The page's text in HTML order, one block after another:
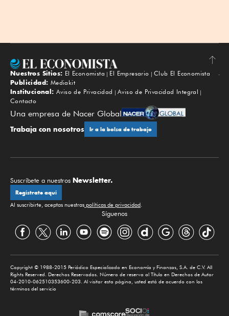
Subir
Nuestros Sitios: El Economista El Empresario
Club El Economista
Publicidad: Mediakit
Institucional: Aviso de Privacidad
Aviso de Privacidad Integral
Contacto
Una empresa de Nacer Global
Trabaja con nosotros Ir a la bolsa de trabajo
Suscríbete a nuestros Newsletter.
Regístrate aquí
Al suscribirte, aceptas nuestras políticas de privacidad.
Síguenos
Copyright © 1988-2015 Periódico Especializado en Economía y Finanzas, S.A. de C.V. All
Rights Reserved. Derechos Reservados. Número de reserva al Título en Derechos de Autor
04-2010-062510353600-203. Al visitar esta página, usted está de acuerdo con los
términos del servicio